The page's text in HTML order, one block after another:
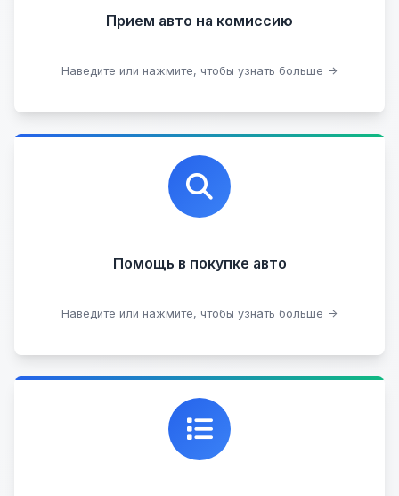
Прием авто на комиссию
Наведите или нажмите, чтобы узнать больше →
Прием битых авто
Оставить на комиссии
Помощь в покупке авто
Наведите или нажмите, чтобы узнать больше →
Профессиональная помощь в выборе автомобиля
на любых торговых площадках с проверкой
юридической чистоты.
Подобрать авто
Каталог проверенных автомобилей в отличном
состоянии, где вы можете найти подробную
информацию о каждом авто.